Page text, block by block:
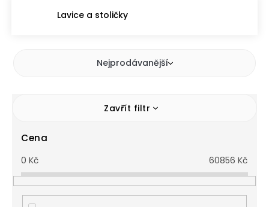
Lavice a stoličky
Nejprodávanější
Zavřít filtr
Cena
0 Kč 60856 Kč